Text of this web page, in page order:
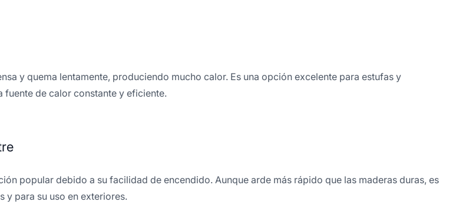
y quema lentamente, produciendo mucho calor. Es una opción excelente para estufas y
fuente de calor constante y eficiente.
popular debido a su facilidad de encendido. Aunque arde más rápido que las maderas duras, es
y para su uso en exteriores.